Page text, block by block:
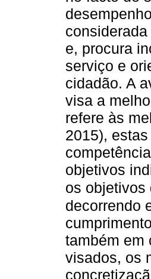
e, procura
serviço e
cidadão. A
visa a
refere às
2015),
objetivos
os objetivos
decorrendo
também em
visados, os